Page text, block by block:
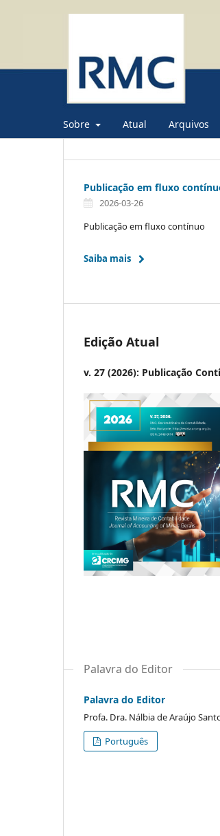
Sobre Atual Arquivos
Publicação em fluxo
2026-03-26
Publicação em fluxo contínuo
Saiba mais
Edição Atual
v. 27 (2026): Publicação
Palavra do Editor
Palavra do Editor
Profa. Dra. Nálbia de Araújo
Português